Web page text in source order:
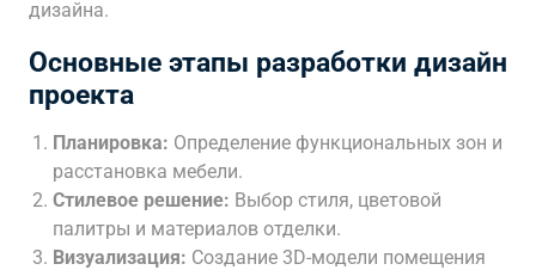
дизайна.
Основные этапы разработки дизайн
проекта
Планировка: Определение функциональных зон и
расстановка мебели.
Стилевое решение: Выбор стиля, цветовой
палитры и материалов отделки.
Визуализация: Создание 3D-модели помещения